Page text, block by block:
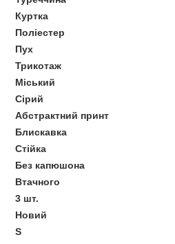
Куртка
Поліестер
Пух
Трикотаж
Міський
Сірий
Абстрактний принт
Блискавка
Стійка
Без капюшона
Втачного
3 шт.
Новий
S